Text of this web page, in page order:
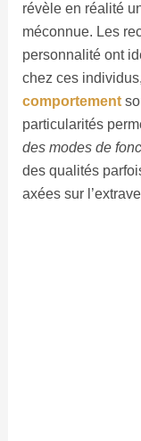
révèle en réalité
méconnue. Les
personnalité ont
chez ces
comportement
particularités
des modes de
des qualités
axées sur